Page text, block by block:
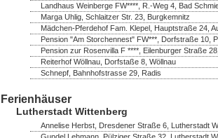
Landhaus Weinberge FW****, R.-Weg 4, Bad
Marga Uhlig, Schlaitzer Str. 23, Burgkemnitz
Mädchen-Pferdehof Fam. Klepel, Hauptstraße 24,
Pension "Am Storchennest" FW***, Dorfstraße 10,
Pension zur Rosenvilla F ****, Eilenburger Straße
Reiterhof Wöllnau, Dorfstaße 8, Wöllnau
Schnepf, Bahnhofstrasse 29, Radis
Ferienhäuser
Lutherstadt Wittenberg
Annelise Herbst, Dresdener Straße 6, Lutherstadt
Gundel Lehmann, Pülziger Straße 32, Lutherstadt